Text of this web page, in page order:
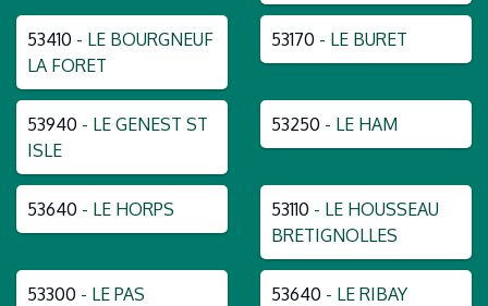
53410 - LE BOURGNEUF
LA FORET
53170 - LE BURET
53940 - LE GENEST ST
ISLE
53250 - LE HAM
53640 - LE HORPS 53110 - LE HOUSSEAU
BRETIGNOLLES
53300 - LE PAS 53640 - LE RIBAY